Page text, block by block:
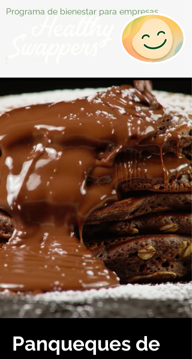
Programa de bienestar para empresas
Panqueques de